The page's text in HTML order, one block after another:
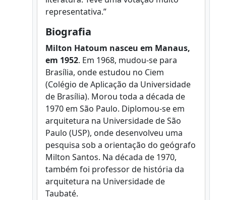
representativa.”
Biografia
Milton Hatoum nasceu em Manaus,
em 1952. Em 1968, mudou-se para
Brasília, onde estudou no Ciem
(Colégio de Aplicação da Universidade
de Brasília). Morou toda a década de
1970 em São Paulo. Diplomou-se em
arquitetura na Universidade de São
Paulo (USP), onde desenvolveu uma
pesquisa sob a orientação do geógrafo
Milton Santos. Na década de 1970,
também foi professor de história da
arquitetura na Universidade de
Taubaté.